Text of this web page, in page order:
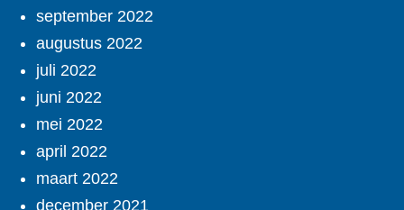
september 2022
augustus 2022
juli 2022
juni 2022
mei 2022
april 2022
maart 2022
december 2021